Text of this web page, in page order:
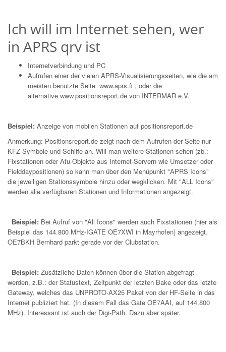
Ich will im Internet sehen, wer
in APRS qrv ist
Internetverbindung und PC
Aufrufen einer der vielen APRS-Visualisierungsseiten, wie die am
meisten benutzte Seite www.aprs.fi , oder die
alternative www.positionsreport.de von INTERMAR e.V.
Beispiel: Anzeige von mobilen Stationen auf positionsreport.de
Anmerkung: Positionsreport.de zeigt nach dem Aufrufen der Seite nur
KFZ-Symbole und Schiffe an. Will man weitere Stationen sehen (zb.:
Fixstationen oder Afu-Objekte aus Internet-Servern wie Umsetzer oder
Fielddaypositionen) so kann man über den Menüpunkt "APRS Icons"
die jeweiligen Stationssymbole hinzu oder wegklicken. Mit "ALL Icons"
werden alle verfügbaren Stationen und Informationen angezeigt.
Beispiel: Bei Aufruf von "All Icons" werden auch Fixstationen (hier als
Beispiel das 144.800 MHz-IGATE OE7XWI in Mayrhofen) angezeigt.
OE7BKH Bernhard parkt gerade vor der Clubstation.
Beispiel: Zusätzliche Daten können über die Station abgefragt
werden, z.B.: der Statustext, Zeitpunkt der letzten Bake oder das letzte
Gateway, welches das UNPROTO-AX25 Paket von der HF-Seite in das
Internet publiziert hat. (In diesem Fall das Gate OE7AAI, auf 144.800
MHz). Interessant ist auch der Digi-Path. Dazu aber später.